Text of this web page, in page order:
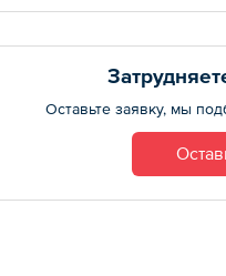
Оставьте заявку, мы